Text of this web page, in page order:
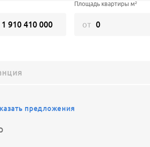
Площадь квартиры м²
от
предложения